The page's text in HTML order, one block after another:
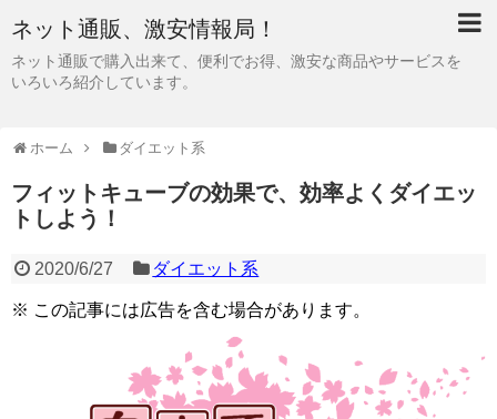
ネット通販、激安情報局！
ネット通販で購入出来て、便利でお得、激安な商品やサービスを
いろいろ紹介しています。
ホーム ダイエット系
フィットキューブの効果で、効率よくダイエッ
トしよう！
2020/6/27 ダイエット系
※ この記事には広告を含む場合があります。